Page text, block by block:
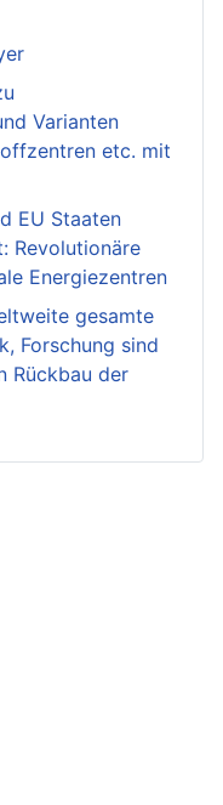
Varianten
etc. mit
EU Staaten
Revolutionäre
Energiezentren
gesamte
Forschung sind
Rückbau der